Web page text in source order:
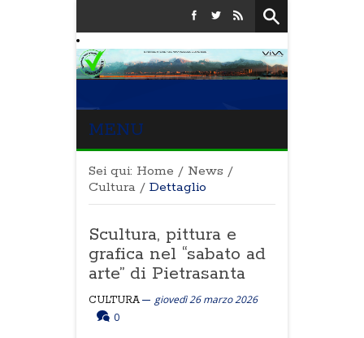
MENU
Sei qui: Home / News /
Cultura / Dettaglio
Scultura, pittura e
grafica nel “sabato ad
arte” di Pietrasanta
CULTURA
giovedì 26 marzo 2026
0